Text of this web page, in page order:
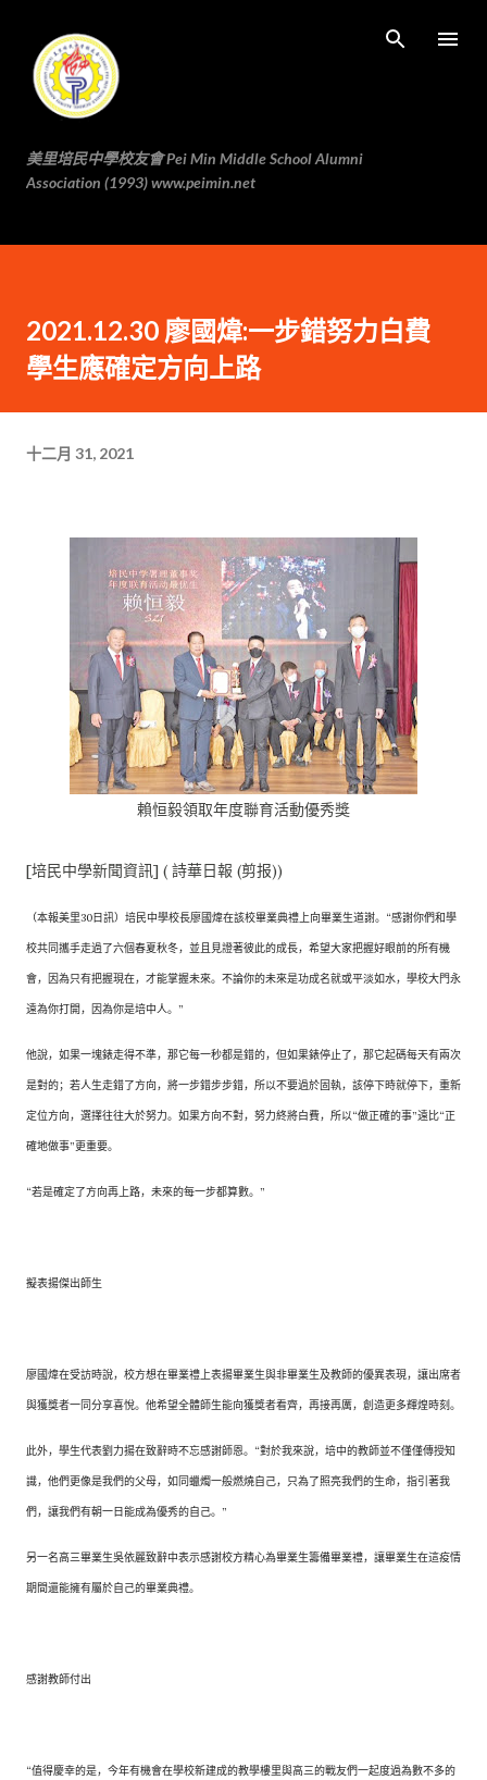
美里培民中學校友會 Pei Min Middle School Alumni
Association (1993) www.peimin.net
2021.12.30 廖國煒:一步錯努力白費
學生應確定方向上路
十二月 31, 2021
賴恒毅領取年度聯育活動優秀獎
[培民中學新聞資訊] ( 詩華日報 (剪报))
（本報美里30日訊）培民中學校長廖國煒在該校畢業典禮上向畢業生道謝。“感謝你們和學
校共同攜手走過了六個春夏秋冬，並且見證著彼此的成長，希望大家把握好眼前的所有機
會，因為只有把握現在，才能掌握未來。不論你的未來是功成名就或平淡如水，學校大門永
遠為你打開，因為你是培中人。”
他說，如果一塊錶走得不準，那它每一秒都是錯的，但如果錶停止了，那它起碼每天有兩次
是對的；若人生走錯了方向，將一步錯步步錯，所以不要過於固執，該停下時就停下，重新
定位方向，選擇往往大於努力。如果方向不對，努力終將白費，所以“做正確的事”遠比“正
確地做事”更重要。
“若是確定了方向再上路，未來的每一步都算數。”
擬表揚傑出師生
廖國煒在受訪時說，校方想在畢業禮上表揚畢業生與非畢業生及教師的優異表現，讓出席者
與獲獎者一同分享喜悅。他希望全體師生能向獲獎者看齊，再接再厲，創造更多輝煌時刻。
此外，學生代表劉力揚在致辭時不忘感謝師恩。“對於我來說，培中的教師並不僅僅傳授知
識，他們更像是我們的父母，如同蠟燭一般燃燒自己，只為了照亮我們的生命，指引著我
們，讓我們有朝一日能成為優秀的自己。”
另一名高三畢業生吳依麗致辭中表示感謝校方精心為畢業生籌備畢業禮，讓畢業生在這疫情
期間還能擁有屬於自己的畢業典禮。
感謝教師付出
“值得慶幸的是，今年有機會在學校新建成的教學樓里與高三的戰友們一起度過為數不多的